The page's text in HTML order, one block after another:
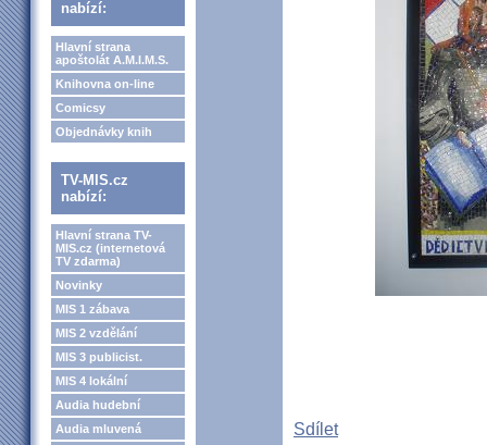
nabízí:
Hlavní strana
apoštolát A.M.I.M.S.
Knihovna on-line
Comicsy
Objednávky knih
TV-MIS.cz
nabízí:
Hlavní strana TV-
MIS.cz (internetová
TV zdarma)
Novinky
MIS 1 zábava
MIS 2 vzdělání
MIS 3 publicist.
MIS 4 lokální
Audia hudební
Audia mluvená
Sdílet